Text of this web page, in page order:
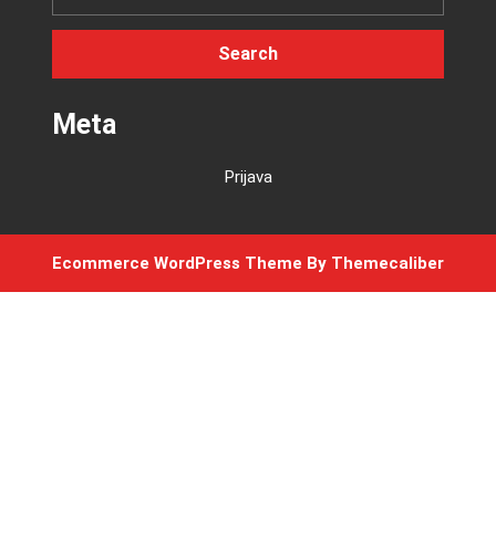
Meta
Prijava
Ecommerce WordPress Theme By Themecaliber